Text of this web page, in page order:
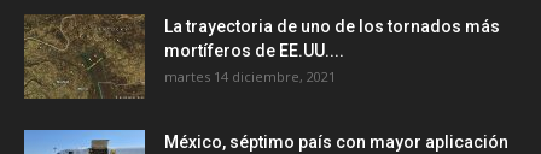
La trayectoria de uno de los tornados más
mortíferos de EE.UU....
martes 14 diciembre, 2021
México, séptimo país con mayor aplicación